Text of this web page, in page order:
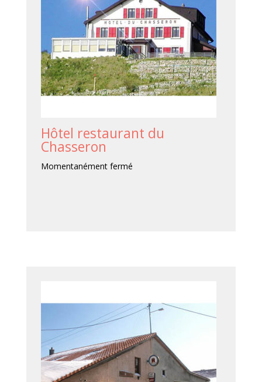
Hôtel restaurant du
Chasseron
Momentanément fermé